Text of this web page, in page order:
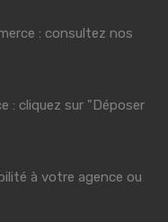
: consultez nos
: cliquez sur "Déposer
à votre agence ou